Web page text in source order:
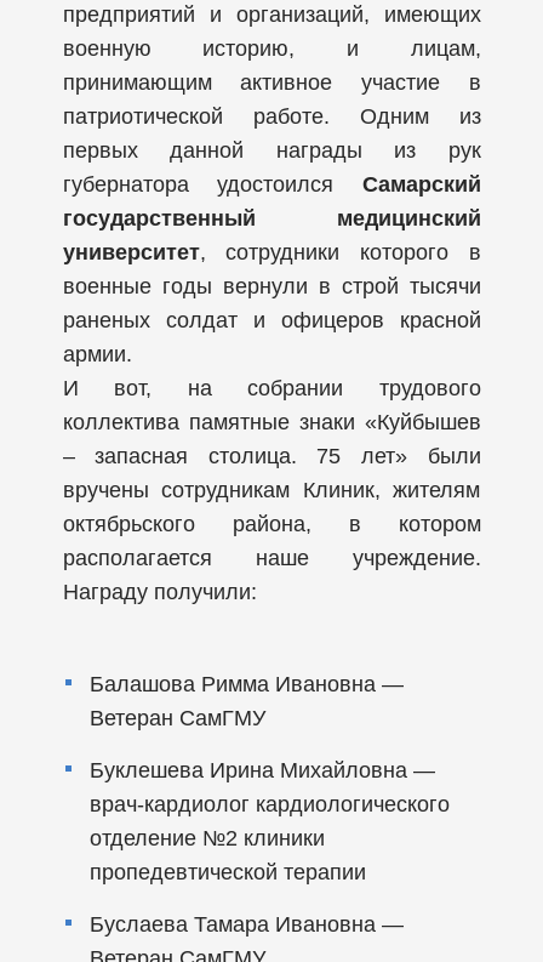
предприятий и организаций, имеющих
военную историю, и лицам,
принимающим активное участие в
патриотической работе. Одним из
первых данной награды из рук
губернатора удостоился Самарский
государственный медицинский
университет, сотрудники которого в
военные годы вернули в строй тысячи
раненых солдат и офицеров красной
армии.
И вот, на собрании трудового
коллектива памятные знаки «Куйбышев
– запасная столица. 75 лет» были
вручены сотрудникам Клиник, жителям
октябрьского района, в котором
располагается наше учреждение.
Награду получили:
Балашова Римма Ивановна —
Ветеран СамГМУ
Буклешева Ирина Михайловна —
врач-кардиолог кардиологического
отделение №2 клиники
пропедевтической терапии
Буслаева Тамара Ивановна —